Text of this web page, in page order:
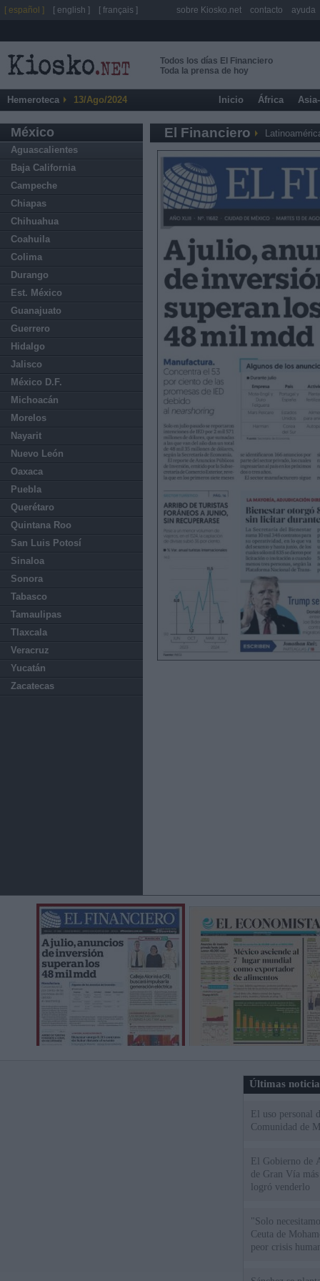
Todos los días El Financiero
Toda la prensa de hoy
Hemeroteca 13/Ago/2024 Inicio África
México
Aguascalientes
Baja California
Campeche
Chiapas
Chihuahua
Coahuila
Colima
Durango
Est. México
Guanajuato
Guerrero
Hidalgo
Jalisco
México D.F.
Michoacán
Morelos
Nayarit
Nuevo León
Oaxaca
Puebla
Querétaro
Quintana Roo
San Luis Potosí
Sinaloa
Sonora
Tabasco
Tamaulipas
Tlaxcala
Veracruz
Yucatán
Zacatecas
El Financiero
Últimas
El uso personal
Comunidad de
El Gobierno de
de Gran Vía
logró venderlo
"Solo
Ceuta de
peor crisis
[ español ] [ english ] [ français ] sobre Kiosko.net contacto ayuda